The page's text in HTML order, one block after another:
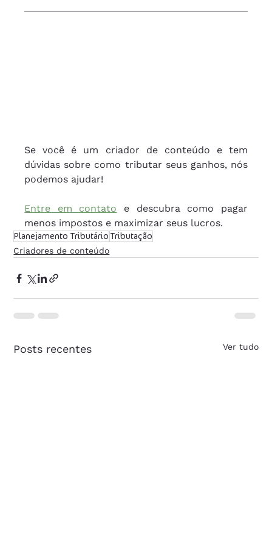
Se você é um criador de conteúdo e tem
dúvidas sobre como tributar seus ganhos, nós
podemos ajudar!
Entre em contato e descubra como pagar
menos impostos e maximizar seus lucros.
Planejamento TributárioTributação
Criadores de conteúdo
Posts recentes Ver tudo